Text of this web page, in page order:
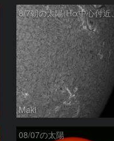
Maki
08/07の太陽